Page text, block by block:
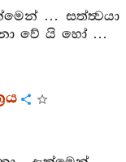
… සත්ත්‍වයා
වේ යි හෝ …